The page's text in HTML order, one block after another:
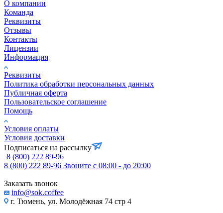
О компании
Команда
Реквизиты
Отзывы
Контакты
Лицензии
Информация
Реквизиты
Политика обработки персональных данных
Публичная оферта
Пользовательское соглашение
Помощь
Условия оплаты
Условия доставки
Подписаться на рассылку
8 (800) 222 89-96
8 (800) 222 89-96 Звоните с 08:00 - до 20:00
Заказать звонок
info@sok.coffee
г. Тюмень, ул. Молодёжная 74 стр 4